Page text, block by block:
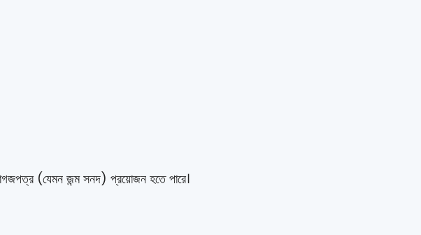
(যেমন জন্ম সনদ) প্রয়োজন হতে পারে।